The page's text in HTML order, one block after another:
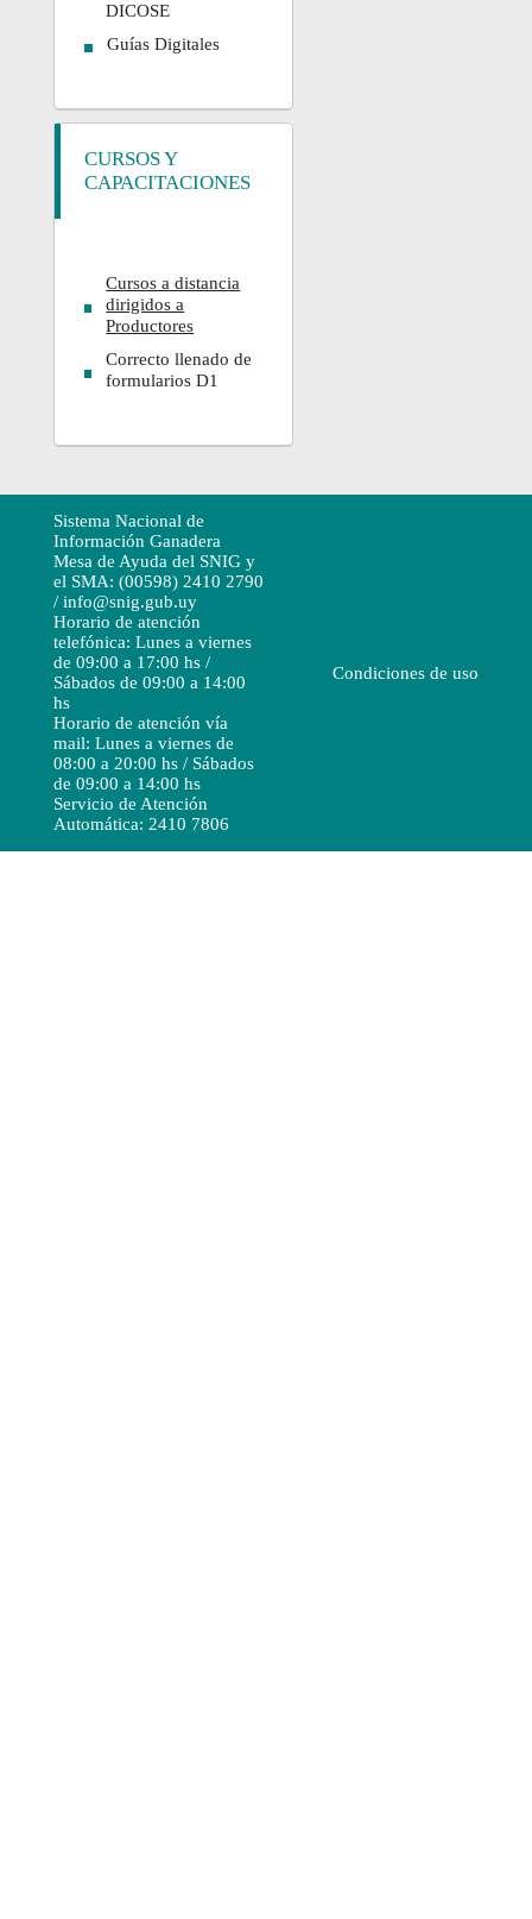
DICOSE
Guías Digitales
CURSOS Y
CAPACITACIONES
Cursos a distancia
dirigidos a
Productores
Correcto llenado de
formularios D1
Sistema Nacional de
Información Ganadera
Mesa de Ayuda del SNIG y
el SMA: (00598) 2410 2790
/ info@snig.gub.uy
Horario de atención
telefónica: Lunes a viernes
de 09:00 a 17:00 hs /
Sábados de 09:00 a 14:00
hs
Horario de atención vía
mail: Lunes a viernes de
08:00 a 20:00 hs / Sábados
de 09:00 a 14:00 hs
Servicio de Atención
Automática: 2410 7806
Condiciones de uso